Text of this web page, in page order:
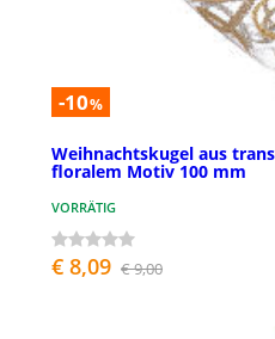
-10%
Weihnachtskugel aus
floralem Motiv 100 mm
VORRÄTIG
€ 8,09 € 9,00